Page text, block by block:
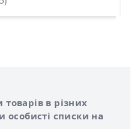
в різних
списки на